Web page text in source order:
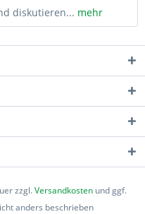
diskutieren... mehr
zzgl.Versandkosten und ggf.
anders beschrieben